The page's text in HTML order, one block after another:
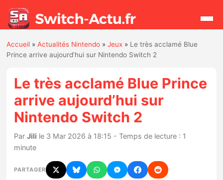
Rechercher
Actualités
Jeux
Hardware
Mises à jour
Accueil »Actualités Nintendo »Jeux » Le très acclamé Blue
Prince arrive aujourd’hui sur Nintendo Switch 2
Le très acclamé Blue Prince
arrive aujourd’hui sur
Nintendo Switch 2
ParJili le 3 Mar 2026 à 18:15 - Temps de lecture : 1
minute
PARTAGER